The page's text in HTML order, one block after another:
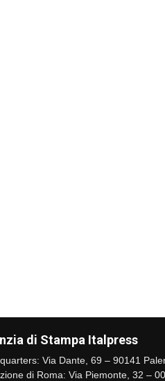
di Stampa Italpress
Via Dante, 69 – 90141
di Roma: Via Piemonte, 32 –